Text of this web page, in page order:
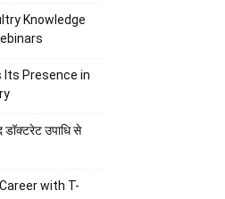
Knowledge
Its Presence in
डॉक्टरेट उपाधि से
with T-